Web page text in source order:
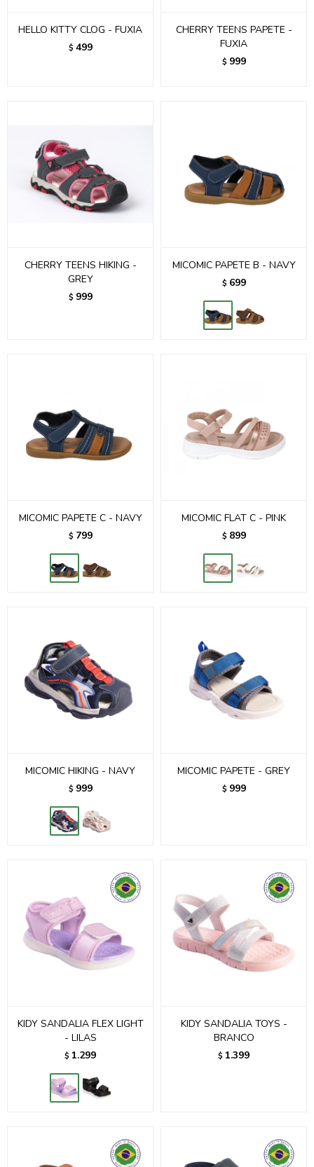
HELLO KITTY CLOG - FUXIA
$ 499
CHERRY TEENS PAPETE -
FUXIA
$ 999
CHERRY TEENS HIKING -
GREY
$ 999
MICOMIC PAPETE B - NAVY
$ 699
MICOMIC PAPETE C - NAVY
$ 799
MICOMIC FLAT C - PINK
$ 899
MICOMIC HIKING - NAVY
$ 999
MICOMIC PAPETE - GREY
$ 999
KIDY SANDALIA FLEX LIGHT
- LILAS
$ 1.299
KIDY SANDALIA TOYS -
BRANCO
$ 1.399